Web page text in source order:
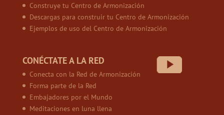
Construye tu Centro de Armonización
Descargas para construir tu Centro de Armonización
Ejemplos de uso del Centro de Armonización
CONÉCTATE A LA RED
Conecta con la Red de Armonización
Forma parte de la Red
Embajadores por el Mundo
Meditaciones en luna llena